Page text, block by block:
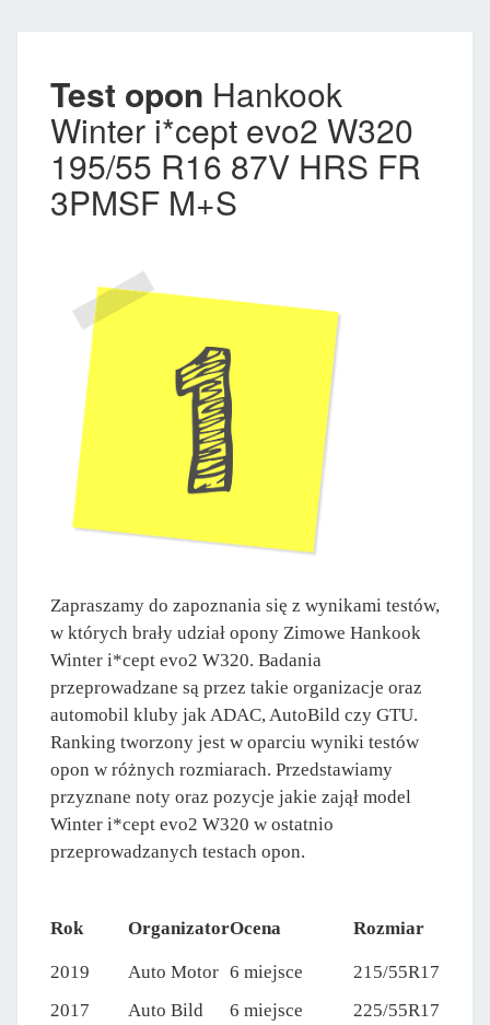
Test opon Hankook
Winter i*cept evo2 W320
195/55 R16 87V HRS FR
3PMSF M+S
Zapraszamy do zapoznania się z wynikami testów,
w których brały udział opony Zimowe Hankook
Winter i*cept evo2 W320. Badania
przeprowadzane są przez takie organizacje oraz
automobil kluby jak ADAC, AutoBild czy GTU.
Ranking tworzony jest w oparciu wyniki testów
opon w różnych rozmiarach. Przedstawiamy
przyznane noty oraz pozycje jakie zajął model
Winter i*cept evo2 W320 w ostatnio
przeprowadzanych testach opon.
Rok OrganizatorOcena Rozmiar
2019 Auto Motor 6 miejsce
215/55R17
2017
Auto Bild 6 miejsce
225/55R17